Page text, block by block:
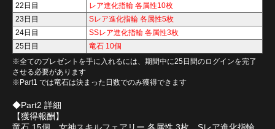
22日目
レア進化指輪 各属性10枚
23日目
Sレア進化指輪 各属性5枚
24日目
SSレア進化指輪 各属性3枚
25日目
竜石 10個
※全てのプレゼントを手に入れるには、期間中に25日間のログインを完了
させる必要があります
※Part1 では竜石は決まった日数でのみ獲得できます
◆Part2 詳細
【獲得報酬】